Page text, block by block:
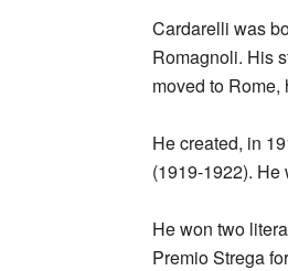
Cardarelli was
Romagnoli. His
moved to
He created, in
(1919-1922). He
He won two
Premio Strega